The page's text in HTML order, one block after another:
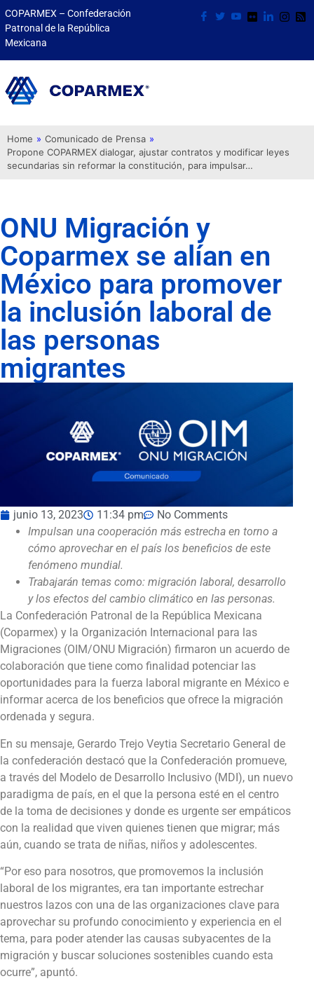
COPARMEX – Confederación
Patronal de la República
Mexicana
Home » Comunicado de Prensa »
Propone COPARMEX dialogar, ajustar contratos y modificar leyes
secundarias sin reformar la constitución, para impulsar…
ONU Migración y
Coparmex se alían en
México para promover
la inclusión laboral de
las personas
migrantes
junio 13, 2023 11:34 pm
No Comments
Impulsan una cooperación más estrecha en torno a
cómo aprovechar en el país los beneficios de este
fenómeno mundial.
Trabajarán temas como: migración laboral, desarrollo
y los efectos del cambio climático en las personas.
La Confederación Patronal de la República Mexicana
(Coparmex) y la Organización Internacional para las
Migraciones (OIM/ONU Migración) firmaron un acuerdo de
colaboración que tiene como finalidad potenciar las
oportunidades para la fuerza laboral migrante en México e
informar acerca de los beneficios que ofrece la migración
ordenada y segura.
En su mensaje, Gerardo Trejo Veytia Secretario General de
la confederación destacó que la Confederación promueve,
a través del Modelo de Desarrollo Inclusivo (MDI), un nuevo
paradigma de país, en el que la persona esté en el centro
de la toma de decisiones y donde es urgente ser empáticos
con la realidad que viven quienes tienen que migrar; más
aún, cuando se trata de niñas, niños y adolescentes.
“Por eso para nosotros, que promovemos la inclusión
laboral de los migrantes, era tan importante estrechar
nuestros lazos con una de las organizaciones clave para
aprovechar su profundo conocimiento y experiencia en el
tema, para poder atender las causas subyacentes de la
migración y buscar soluciones sostenibles cuando esta
ocurre”, apuntó.